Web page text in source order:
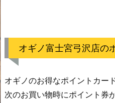
オギノ富士宮弓沢店の
オギノのお得なポイントカー
次のお買い物時にポイント券